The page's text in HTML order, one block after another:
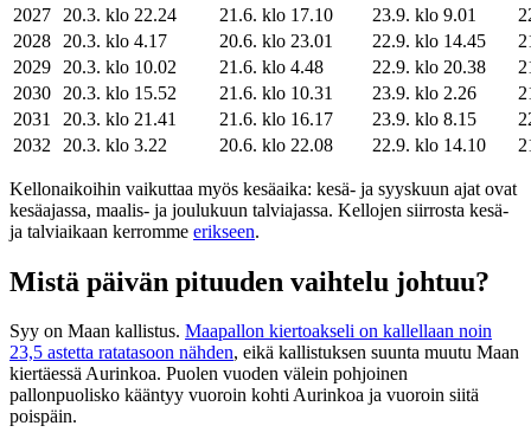
2027
20.3. klo 22.24 21.6. klo 17.10 23.9. klo 9.01
2028
20.3. klo 4.17 20.6. klo 23.01 22.9. klo 14.45
2029
20.3. klo 10.02 21.6. klo 4.48 22.9. klo 20.38
2030
20.3. klo 15.52 21.6. klo 10.31 23.9. klo 2.26
2031
20.3. klo 21.41 21.6. klo 16.17 23.9. klo 8.15
2032
20.3. klo 3.22 20.6. klo 22.08 22.9. klo 14.10
Kellonaikoihin vaikuttaa myös kesäaika: kesä- ja syyskuun ajat ovat
kesäajassa, maalis- ja joulukuun talviajassa. Kellojen siirrosta kesä-
ja talviaikaan kerromme erikseen.
Mistä päivän pituuden vaihtelu johtuu?
Syy on Maan kallistus. Maapallon kiertoakseli on kallellaan noin
23,5 astetta ratatasoon nähden, eikä kallistuksen suunta muutu Maan
kiertäessä Aurinkoa. Puolen vuoden välein pohjoinen
pallonpuolisko kääntyy vuoroin kohti Aurinkoa ja vuoroin siitä
poispäin.